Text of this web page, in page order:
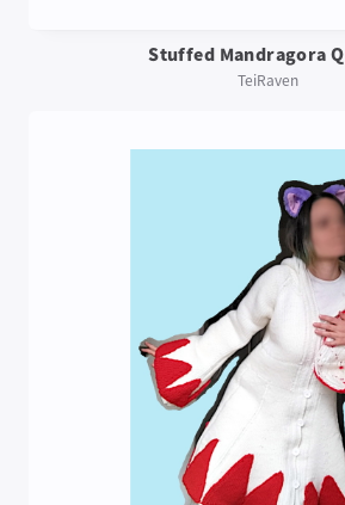
Stuffed Mandragora
TeiRaven